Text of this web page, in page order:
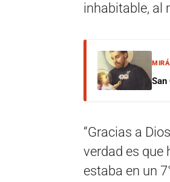
inhabitable, al
San
“Gracias a
verdad es que
estaba en un